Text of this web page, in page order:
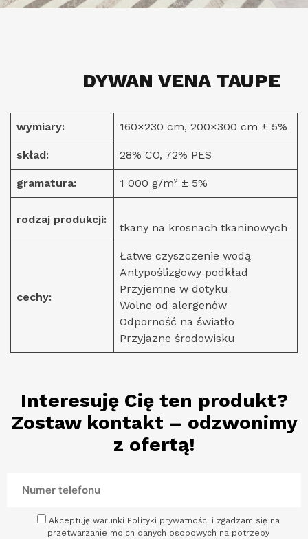
DYWAN VENA TAUPE
wymiary: 160×230 cm, 200×300 cm ± 5%
skład: 28% CO, 72% PES
gramatura: 1 000 g/m² ± 5%
rodzaj produkcji:
tkany na krosnach tkaninowych
cechy:
Łatwe czyszczenie wodą
Antypoślizgowy podkład
Przyjemne w dotyku
Wolne od alergenów
Odporność na światło
Przyjazne środowisku
Interesuję Cię ten produkt?
Zostaw kontakt – odzwonimy
z ofertą!
Akceptuję warunki Polityki prywatności i zgadzam się na
przetwarzanie moich danych osobowych na potrzeby